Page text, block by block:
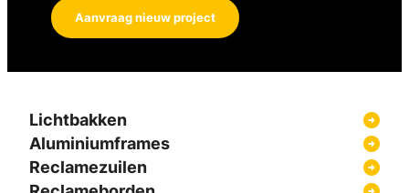
Aanvraag nieuw project
Lichtbakken
Aluminiumframes
Reclamezuilen